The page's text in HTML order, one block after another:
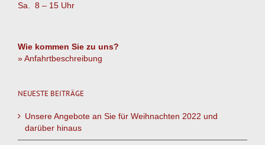
Sa. 8 – 15 Uhr
Wie kommen Sie zu uns?
» Anfahrtbeschreibung
NEUESTE BEITRÄGE
Unsere Angebote an Sie für Weihnachten 2022 und
darüber hinaus